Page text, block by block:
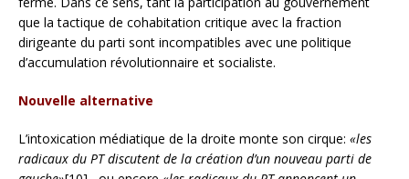
que la tactique de cohabitation critique avec la fraction
dirigeante du parti sont incompatibles avec une politique
d’accumulation révolutionnaire et socialiste.
Nouvelle alternative
L’intoxication médiatique de la droite monte son cirque: «les
radicaux du PT discutent de la création d’un nouveau parti de